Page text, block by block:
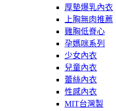
厚墊爆乳內衣
上胸無肉推薦
雞胸低脊心
孕媽咪系列
少女內衣
兒童內衣
蕾絲內衣
性感內衣
MIT台灣製